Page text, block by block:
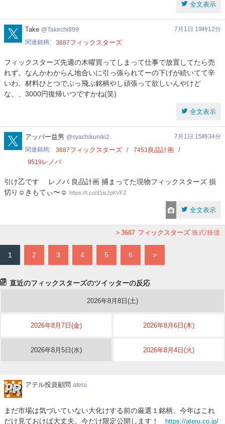
全文表示
Takechi899
Take Takechi899
7月1日 19時12分
関連銘柄
3687フィックスターズ
フィックスターズ先週の木曜買ってしまって仕事で放置してたら売
れず。なんかわからん地合いに引っ張られてーの下げが続いてて辛
いわ。材料ひとつでぶっ飛ぶ銘柄やし頑張って欲しいんやけど
な、、3000円復帰いつですかね(笑)
全文表示
syachikuniki2
アッパー益男 syachikuniki2
7月1日 15時34分
関連銘柄
3687フィックスターズ 7453 良品計画
9519 レノバ
引け乙です レノバ 良品計画 捕まってた現物フィックスターズ 損
切り☺️きもてぃ〜☺️ https://t.co/d1isJpKVFZ
全文表示
3687 フィックスターズ株式/株価
1 2 3 4 5 6 >
直近のフィックスターズのツイッターの反応
2026年8月8日(土)
2026年8月7日(金) 2026年8月6日(木)
2026年8月5日(水) 2026年8月4日(火)
ア
投
アテル投資顧問 ateru
まだ市場は気づいていない大化けする前の厳選１銘柄、今年はこれ
だけ見ておけば大丈夫。今だけ限定公開します！
https://ateru.co.jp/